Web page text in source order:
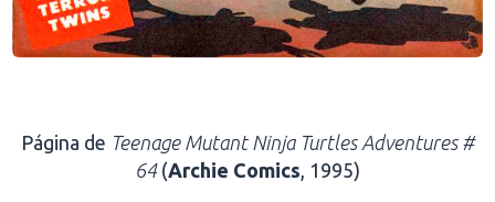
Página de Teenage Mutant Ninja Turtles Adventures #
64(Archie Comics , 1995)